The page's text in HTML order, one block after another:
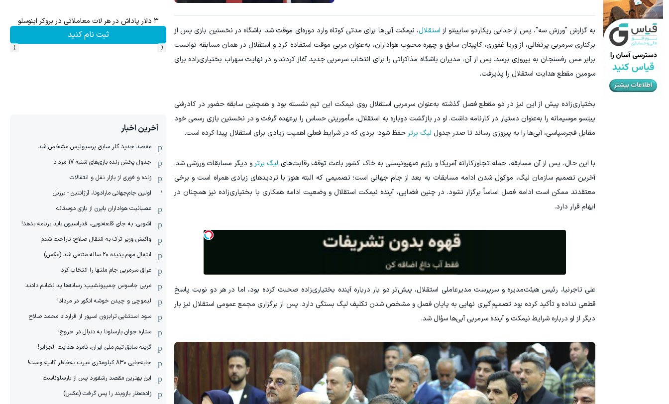
به گزارش "ورزش سه"، پس از جدایی ریکاردو ساپینتو از استقلال، نیمکت آبی‌ها برای مدتی کوتاه وارد دوره‌ای موقت شد. باشگاه در نخستین بازی پس از
برکناری سرمربی پرتغالی، از وریا غفوری، کاپیتان سابق و چهره محبوب هواداران، به‌عنوان مربی موقت استفاده کرد و استقلال در همان مسابقه توانست
برابر مس رفسنجان به پیروزی برسد. پس از آن، مدیران باشگاه مذاکراتی را برای انتخاب سرمربی جدید آغاز کردند و در نهایت سهراب بختیاری‌زاده برای
سومین مقطع هدایت استقلال را پذیرفت.
بختیاری‌زاده پیش از این نیز در دو مقطع فصل گذشته به‌عنوان سرمربی استقلال روی نیمکت این تیم نشسته بود و همچنین سابقه حضور در کادرفنی
پیتسو موسیمانه را به‌عنوان دستیار در کارنامه داشت. او در بازگشت دوباره به استقلال، مأموریتی حساس را برعهده گرفت و در نخستین بازی رسمی خود
مقابل فجرسپاسی، آبی‌ها را به پیروزی رساند تا صدر جدول لیگ برترحفظ شود؛ بردی که در شرایط فعلی اهمیت زیادی برای استقلال پیدا کرده است.
با این حال، پس از آن مسابقه، حمله تجاوزکارانه آمریکا و رژیم صهیونیستی به خاک کشور باعث توقف رقابت‌های لیگ برترو دیگر مسابقات ورزشی شد.
آخرین تصمیم سازمان لیگ، موکول شدن ادامه مسابقات به بعد از جام جهانی است؛ تصمیمی که البته هنوز با تردیدهای زیادی همراه است و برخی
معتقدند ممکن است ادامه فصل اساساً برگزار نشود. در چنین فضایی، آینده نیمکت استقلال و وضعیت ادامه همکاری با بختیاری‌زاده نیز همچنان در
ابهام قرار دارد.
علی تاجرنیا، رئیس هیئت‌مدیره و سرپرست مدیرعاملی استقلال، پیش‌تر دو بار درباره آینده بختیاری‌زاده صحبت کرده بود، اما در هر دو نوبت پاسخ
قطعی نداده و تأکید کرده بود تصمیم‌گیری نهایی به پایان فصل و مشخص شدن تکلیف لیگ بستگی دارد. پس از برگزاری مجمع عمومی استقلال نیز بار
دیگر از او درباره شرایط نیمکت و آینده سرمربی آبی‌ها سؤال شد.
۳ دلار پاداش در هر لات معاملاتی در بروکر اینوسلو
ثبت نام کنید
‹
›
آخرین اخبار
مقصد جدید گلر سابق پرسپولیس مشخص شد
جدول پخش زنده بازی‌های شنبه 17 مرداد
زنده و فوری از بازار نقل و انتقالات
اولین جام‌جهانی مارادونا، آرژانتین - برزیل
عصبانیت هواداران بایرن از بازی دوستانه
آشوبی: به جای قلعه‌نویی، فدراسیون باید برنامه بدهد!
واکنش وزیر ترک به انتقال صلاح: ناراحت شدم
انتقال مهم پدیده 20 ساله منتفی شد (عکس)
عراق سرمربی جام ملتها را انتخاب کرد
مربی جاسوس چمپیونشیپ: رسانه‌ها بد نشانم دادند
لیموچی و چیدن خوشه انگور در مرداد!
سود استثنایی ترابزون اسپور از قرارداد محمد صلاح
ستاره جوان بارسلونا به دنبال در خروج!
گزینه سابق تیم ملی ایران، نامزد هدایت الجزایر!
جابه‌جایی ۸۳۰ کیلومتری غیرت به‌خاطر کانیه وست!
این بهترین مقصد رشفورد پس از بارسلوناست
زاده‌عطار بازوبند را پس گرفت (عکس)